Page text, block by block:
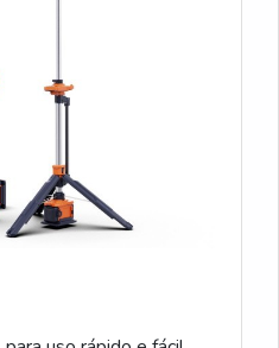
áreas que exigem
e durabilidade de até